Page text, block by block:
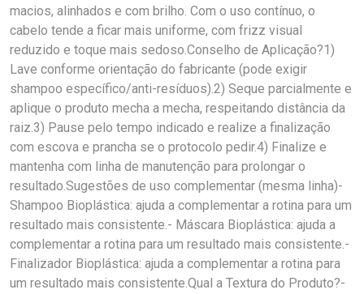
macios, alinhados e com brilho. Com o uso contínuo, o
cabelo tende a ficar mais uniforme, com frizz visual
reduzido e toque mais sedoso.Conselho de Aplicação?1)
Lave conforme orientação do fabricante (pode exigir
shampoo específico/anti-resíduos).2) Seque parcialmente e
aplique o produto mecha a mecha, respeitando distância da
raiz.3) Pause pelo tempo indicado e realize a finalização
com escova e prancha se o protocolo pedir.4) Finalize e
mantenha com linha de manutenção para prolongar o
resultado.Sugestões de uso complementar (mesma linha)-
Shampoo Bioplástica: ajuda a complementar a rotina para um
resultado mais consistente.- Máscara Bioplástica: ajuda a
complementar a rotina para um resultado mais consistente.-
Finalizador Bioplástica: ajuda a complementar a rotina para
um resultado mais consistente.Qual a Textura do Produto?-